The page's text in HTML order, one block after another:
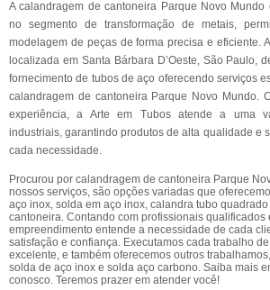
A calandragem de cantoneira Parque Novo Mundo
no segmento de transformação de metais,
modelagem de peças de forma precisa e eficiente.
localizada em Santa Bárbara D’Oeste, São Paulo,
fornecimento de tubos de aço oferecendo serviços
calandragem de cantoneira Parque Novo Mundo.
experiência, a Arte em Tubos atende a uma
industriais, garantindo produtos de alta qualidade e
cada necessidade.
Procurou por calandragem de cantoneira Parque
nossos serviços, são opções variadas que
aço inox, solda em aço inox, calandra tubo
cantoneira. Contando com profissionais qualificados
empreendimento entende a necessidade de cada
satisfação e confiança. Executamos cada trabalho
excelente, e também oferecemos outros
solda de aço inox e solda aço carbono. Saiba mais
conosco. Teremos prazer em atender você!